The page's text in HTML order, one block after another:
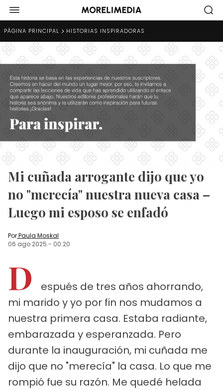
PÁGINA PRINCIPAL HISTORIAS INSPIRADORAS
Mi cuñada arrogante dijo que yo
no "merecía" nuestra nueva casa –
Luego mi esposo se enfadó
PorPaula Moskal
06 ago 2025 - 00:20
D
espués de tres años ahorrando,
mi marido y yo por fin nos mudamos a
nuestra primera casa. Estaba radiante,
embarazada y esperanzada. Pero
durante la inauguración, mi cuñada me
dijo que no "merecía" la casa. Lo que me
rompió fue su razón. Me quedé helada